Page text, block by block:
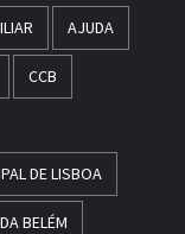
AJUDA
CCB
DE LISBOA
BELÉM